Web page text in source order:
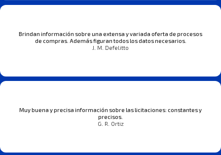
Brindan información sobre una extensa y variada oferta de procesos
de compras. Además figuran todos los datos necesarios.
J. M. Defelitto
Muy buena y precisa información sobre las licitaciones: constantes y
precisos.
G. R. Ortiz